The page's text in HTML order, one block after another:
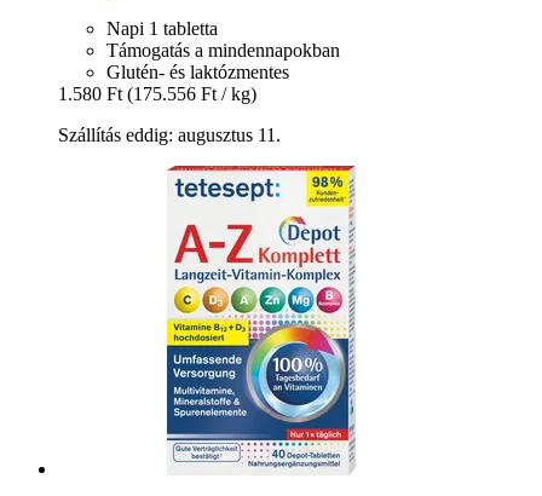
Napi 1 tabletta
Támogatás a mindennapokban
Glutén- és laktózmentes
1.580 Ft (175.556 Ft / kg)
Szállítás eddig: augusztus 11.